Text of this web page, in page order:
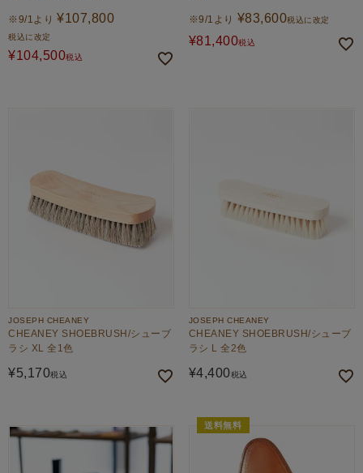
※9/1より ¥107,800
税込に改定
¥104,500税込
※9/1より ¥83,600税込に改定
¥81,400税込
JOSEPH CHEANEY
CHEANEY SHOEBRUSH/シューブ
ラシ XL 全1色
¥5,170税込
JOSEPH CHEANEY
CHEANEY SHOEBRUSH/シューブ
ラシ L 全2色
¥4,400税込
送料無料